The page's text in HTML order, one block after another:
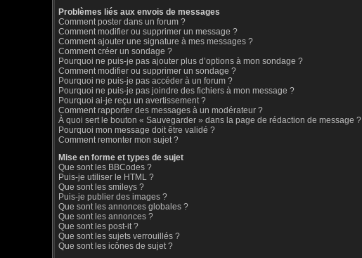
Problèmes liés aux envois de messages
Comment poster dans un forum ?
Comment modifier ou supprimer un message ?
Comment ajouter une signature à mes messages ?
Comment créer un sondage ?
Pourquoi ne puis-je pas ajouter plus d’options à mon sondage ?
Comment modifier ou supprimer un sondage ?
Pourquoi ne puis-je pas accéder à un forum ?
Pourquoi ne puis-je pas joindre des fichiers à mon message ?
Pourquoi ai-je reçu un avertissement ?
Comment rapporter des messages à un modérateur ?
À quoi sert le bouton « Sauvegarder » dans la page de rédaction de message ?
Pourquoi mon message doit être validé ?
Comment remonter mon sujet ?
Mise en forme et types de sujet
Que sont les BBCodes ?
Puis-je utiliser le HTML ?
Que sont les smileys ?
Puis-je publier des images ?
Que sont les annonces globales ?
Que sont les annonces ?
Que sont les post-it ?
Que sont les sujets verrouillés ?
Que sont les icônes de sujet ?